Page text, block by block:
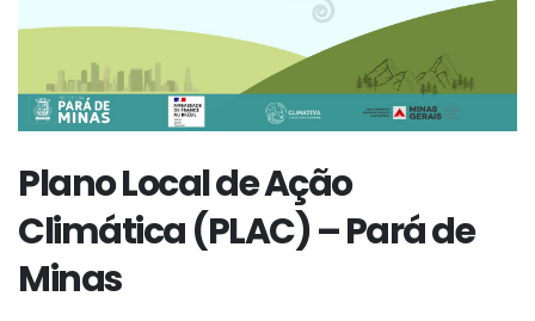
Plano Local de Ação
Climática (PLAC) – Pará de
Minas